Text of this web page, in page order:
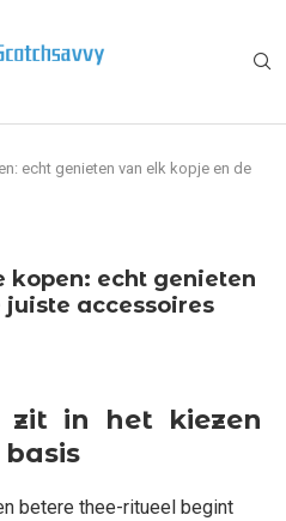
echt genieten van elk kopje en de
kopen: echt genieten
accessoires
zit in het kiezen
betere thee-ritueel begint